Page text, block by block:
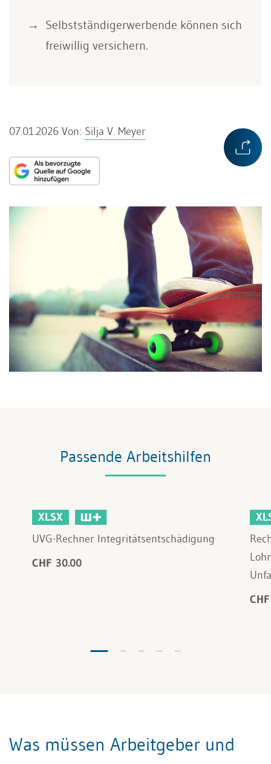
Selbstständigerwerbende können sich
freiwillig versichern.
07.01.2026 Von: Silja V. Meyer
Passende Arbeitshilfen
XLSX
UVG-Rechner Integritätsentschädigung
CHF 30.00
Was müssen Arbeitgeber und